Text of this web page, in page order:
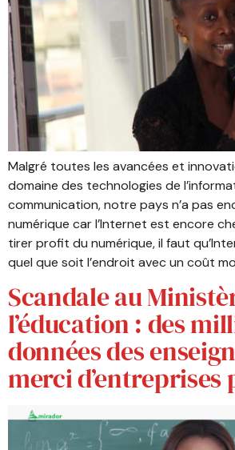
Malgré toutes les avancées et
domaine des technologies de
communication, notre pays n’a pas
numérique car l’Internet est encore
tirer profit du numérique, il faut
quel que soit l’endroit avec un coût
Scandale au
l’éducation : des
données des
merci d’entreprises